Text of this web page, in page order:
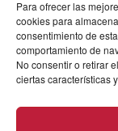
Para ofrecer las
cookies para
consentimiento de
comportamiento de
No consentir o retirar
ciertas características